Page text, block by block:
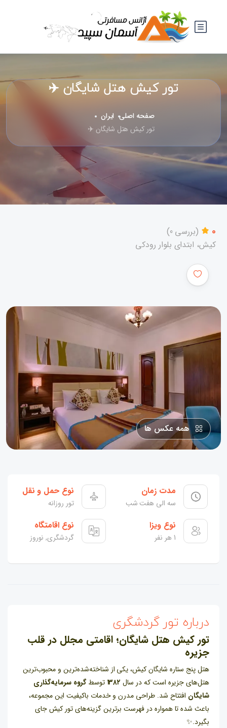
تور کیش هتل شایگان ✈️
صفحه اصلی ایران
تور کیش هتل شایگان ✈️
0
(بررسی 0)
کیش، ابتدای بلوار رودکی
همه عکس ها
مدت زمان
سه الی هفت شب
نوع حمل و نقل
تور روزانه
نوع ویزا
1 هر نفر
نوع اقامتگاه
گردشگری, نوروز
درباره تور گردشگری
تور کیش هتل شایگان؛ اقامتی مجلل در قلب
جزیره
هتل پنج ستاره شایگان کیش، یکی از شناخته‌شده‌ترین و محبوب‌ترین
هتل‌های جزیره است که در سال ۱۳۸۲ توسطگروه سرمایه‌گذاری
شایگان افتتاح شد. طراحی مدرن و خدمات باکیفیت این مجموعه،
باعث شده تا همواره در فهرست برترین گزینه‌های تور کیش جای
بگیرد.✨